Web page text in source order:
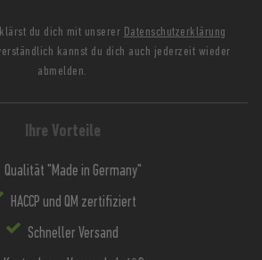
du dich mit unserer Datenschutzerklärung
kannst du dich auch jederzeit wieder
abmelden.
Ihre Vorteile
Qualität "Made in Germany"
HACCP und QM zertifiziert
Schneller Versand